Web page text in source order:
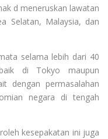
d meneruskan lawatan
Selatan, Malaysia, dan
selama lebih dari 40
di Tokyo maupun
dengan permasalahan
negara di tengah
kesepakatan ini juga